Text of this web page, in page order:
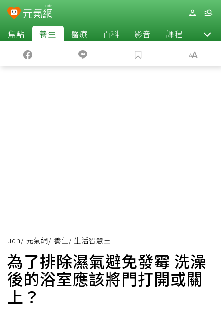
焦點 養生 醫療 百科 影音 課程 退休
udn/ 元氣網/ 養生/ 生活智慧王
為了排除濕氣避免發霉 洗澡
後的浴室應該將門打開或關
上？